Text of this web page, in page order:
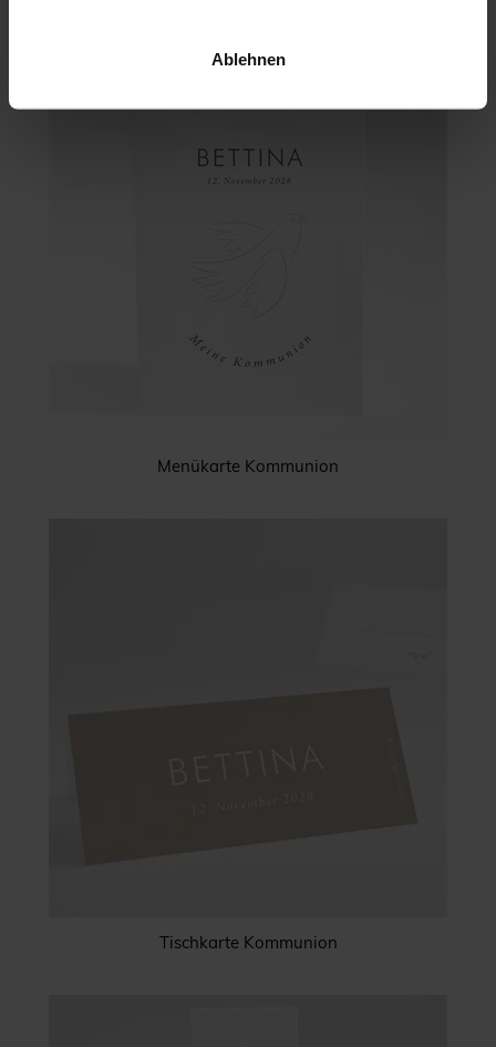
Ablehnen
Menükarte Kommunion
Tischkarte Kommunion